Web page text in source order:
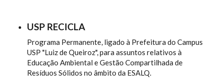
USP RECICLA
Programa Permanente, ligado à Prefeitura do Campus
USP "Luiz de Queiroz", para assuntos relativos à
Educação Ambiental e Gestão Compartilhada de
Resíduos Sólidos no âmbito da ESALQ.